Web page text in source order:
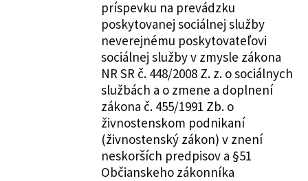
príspevku na prevádzku
poskytovanej sociálnej služby
neverejnému poskytovateľovi
sociálnej služby v zmysle zákona
NR SR č. 448/2008 Z. z. o sociálnych
službách a o zmene a doplnení
zákona č. 455/1991 Zb. o
živnostenskom podnikaní
(živnostenský zákon) v znení
neskorších predpisov a §51
Občianskeho zákonníka